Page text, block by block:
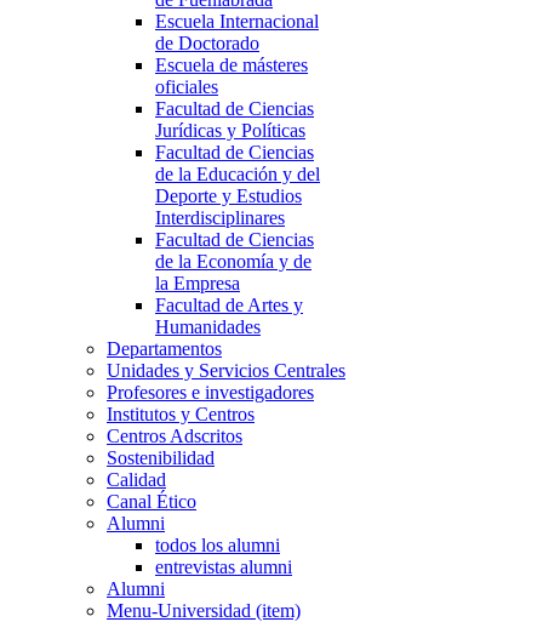
Escuela Internacional
de Doctorado
Escuela de másteres
oficiales
Facultad de Ciencias
Jurídicas y Políticas
Facultad de Ciencias
de la Educación y del
Deporte y Estudios
Interdisciplinares
Facultad de Ciencias
de la Economía y de
la Empresa
Facultad de Artes y
Humanidades
Departamentos
Unidades y Servicios Centrales
Profesores e investigadores
Institutos y Centros
Centros Adscritos
Sostenibilidad
Calidad
Canal Ético
Alumni
todos los alumni
entrevistas alumni
Alumni
Menu-Universidad (item)